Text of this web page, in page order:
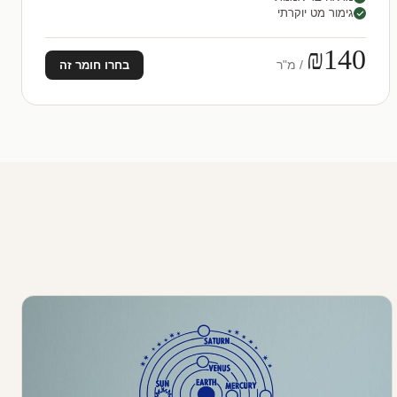
גימור מט יוקרתי
₪140 / מ"ר בחרו חומר זה